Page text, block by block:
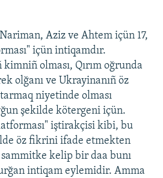
Aziz ve Ahtem içün 17,
içün intiqamdır.
kimniñ olması, Qırım oğrunda
olğanı ve Ukrayinanıñ öz
niyetinde olması
şekilde kötergeni içün.
iştirakçisi kibi, bu
öz fikrini ifade etmekten
kelip bir daa bunı
intiqam eylemidir. Amma